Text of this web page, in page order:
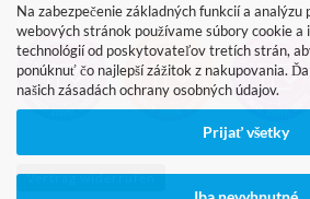
Na zabezpečenie základných funkcií a analýzu
webových stránok používame súbory cookie a
technológií od poskytovateľov tretích strán,
ponúknuť čo najlepší zážitok z nakupovania.
našich zásadách ochrany osobných údajov.
Prijať všetky
Vertrag widerrufen